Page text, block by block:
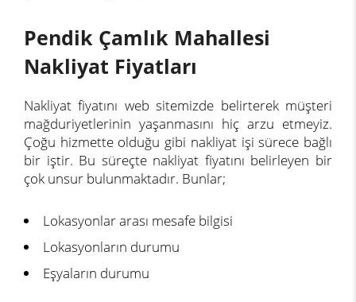
Pendik Çamlık Mahallesi
Nakliyat Fiyatları
Nakliyat fiyatını web sitemizde belirterek müşteri
mağduriyetlerinin yaşanmasını hiç arzu etmeyiz.
Çoğu hizmette olduğu gibi nakliyat işi sürece bağlı
bir iştir. Bu süreçte nakliyat fiyatını belirleyen bir
çok unsur bulunmaktadır. Bunlar;
Lokasyonlar arası mesafe bilgisi
Lokasyonların durumu
Eşyaların durumu